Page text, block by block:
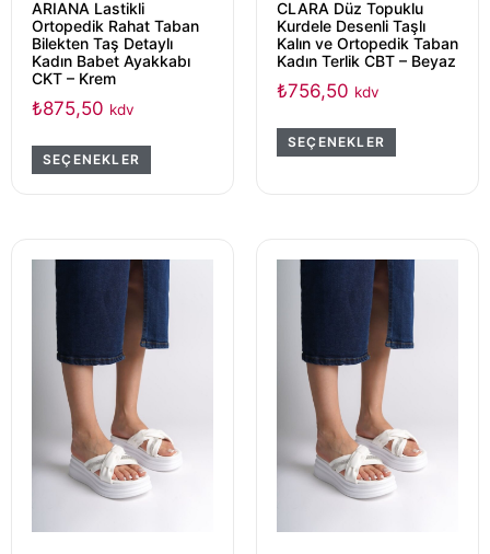
ARIANA Lastikli
Ortopedik Rahat Taban
Bilekten Taş Detaylı
Kadın Babet Ayakkabı
CKT – Krem
₺875,50 kdv
SEÇENEKLER
CLARA Düz Topuklu
Kurdele Desenli Taşlı
Kalın ve Ortopedik Taban
Kadın Terlik CBT – Beyaz
₺756,50 kdv
SEÇENEKLER